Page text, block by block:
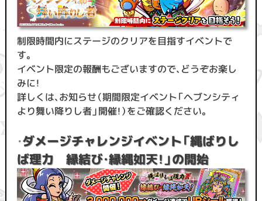
制限時間内にステージのクリアを目指すイベントで
す。
イベント限定の報酬もございますので、どうぞお楽し
みに！
詳しくは、お知らせ（期間限定イベント「ヘブンシティ
より舞い降りし者」開催！）をご確認ください。
・ダメージチャレンジイベント「縄ばりし
ば理力 縁結び・縁縄如天！」の開始